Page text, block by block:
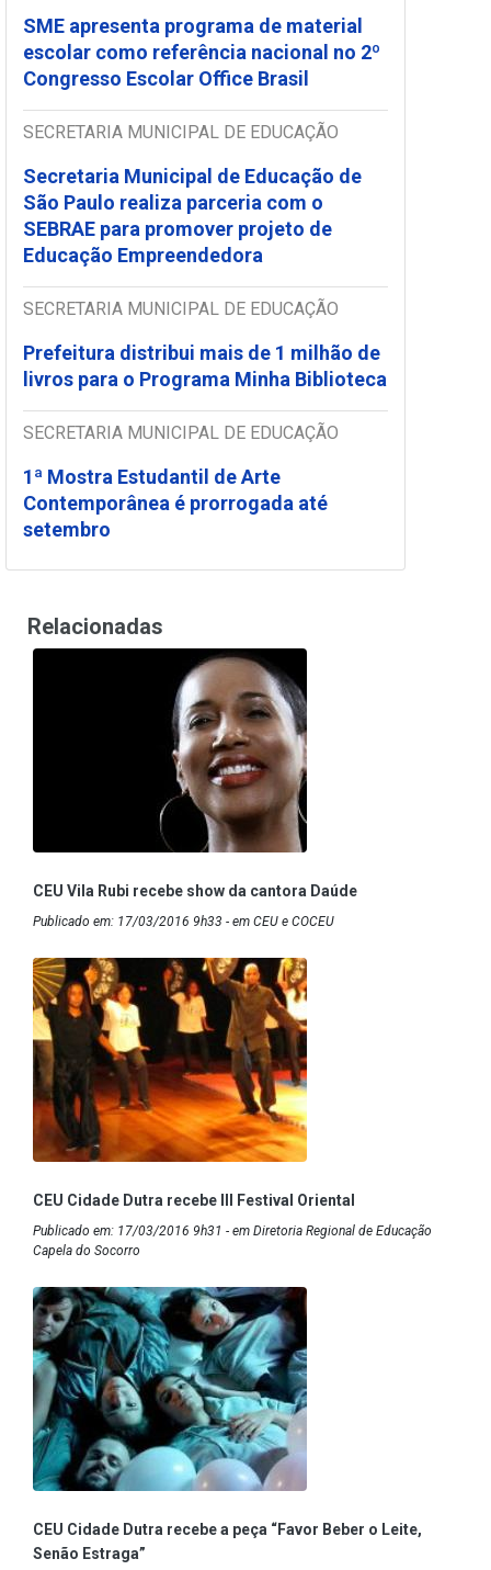
SME apresenta programa de material
escolar como referência nacional no 2º
Congresso Escolar Office Brasil
SECRETARIA MUNICIPAL DE EDUCAÇÃO
Secretaria Municipal de Educação de
São Paulo realiza parceria com o
SEBRAE para promover projeto de
Educação Empreendedora
SECRETARIA MUNICIPAL DE EDUCAÇÃO
Prefeitura distribui mais de 1 milhão de
livros para o Programa Minha Biblioteca
SECRETARIA MUNICIPAL DE EDUCAÇÃO
1ª Mostra Estudantil de Arte
Contemporânea é prorrogada até
setembro
Relacionadas
CEU Vila Rubi recebe show da cantora Daúde
Publicado em: 17/03/2016 9h33 - em CEU e COCEU
CEU Cidade Dutra recebe III Festival Oriental
Publicado em: 17/03/2016 9h31 - em Diretoria Regional de Educação
Capela do Socorro
CEU Cidade Dutra recebe a peça “Favor Beber o Leite,
Senão Estraga”